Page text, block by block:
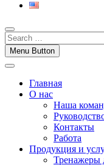
Menu Button
Главная
О нас
Наша
Контакты
Работа
Продукция и
Тренажеры